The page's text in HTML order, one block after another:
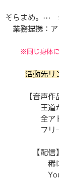
そらまめ。…
業務提携：
※同じ身体に
活動先リ
【音声作
王道か
全アド
フリー
【配信】
稀に